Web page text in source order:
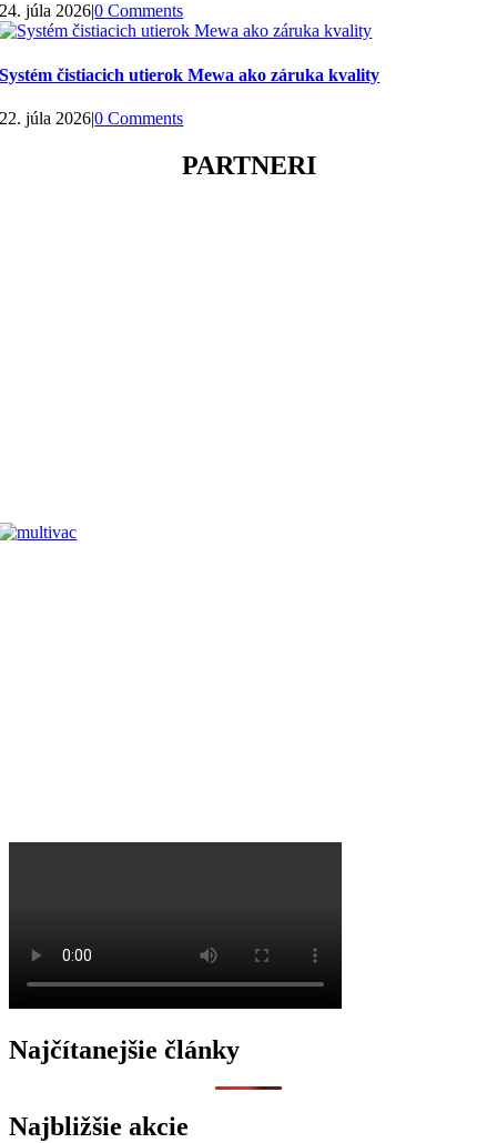
24. júla 2026|0 Comments
Systém čistiacich utierok Mewa ako záruka kvality
22. júla 2026|0 Comments
PARTNERI
Najčítanejšie články
Najbližšie akcie